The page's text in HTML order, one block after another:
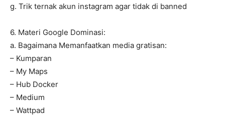
g. Trik ternak akun instagram agar tidak di banned
6. Materi Google Dominasi:
a. Bagaimana Memanfaatkan media gratisan:
– Kumparan
– My Maps
– Hub Docker
– Medium
– Wattpad